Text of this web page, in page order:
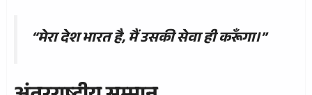
“मेरा देश भारत है, मैं उसकी सेवा ही करूँगा।”